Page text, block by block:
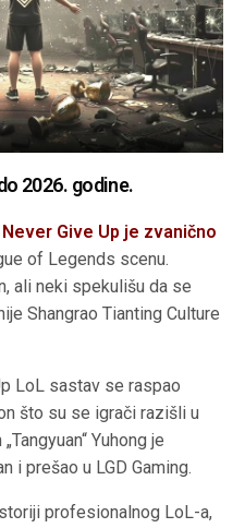
2026. godine.
Give Up je zvanično
of Legends scenu.
ali neki spekulišu da se
Shangrao Tianting Culture
LoL sastav se raspao
što su se igrači razišli u
Yuhong je
i prešao u LGD Gaming.
profesionalnog LoL-a,